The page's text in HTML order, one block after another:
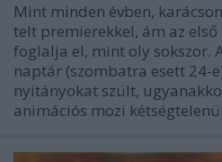
Mint minden évben,
telt premierekkel, ám az
foglalja el, mint oly sokszor.
naptár (szombatra esett 24-
nyitányokat szült,
animációs mozi